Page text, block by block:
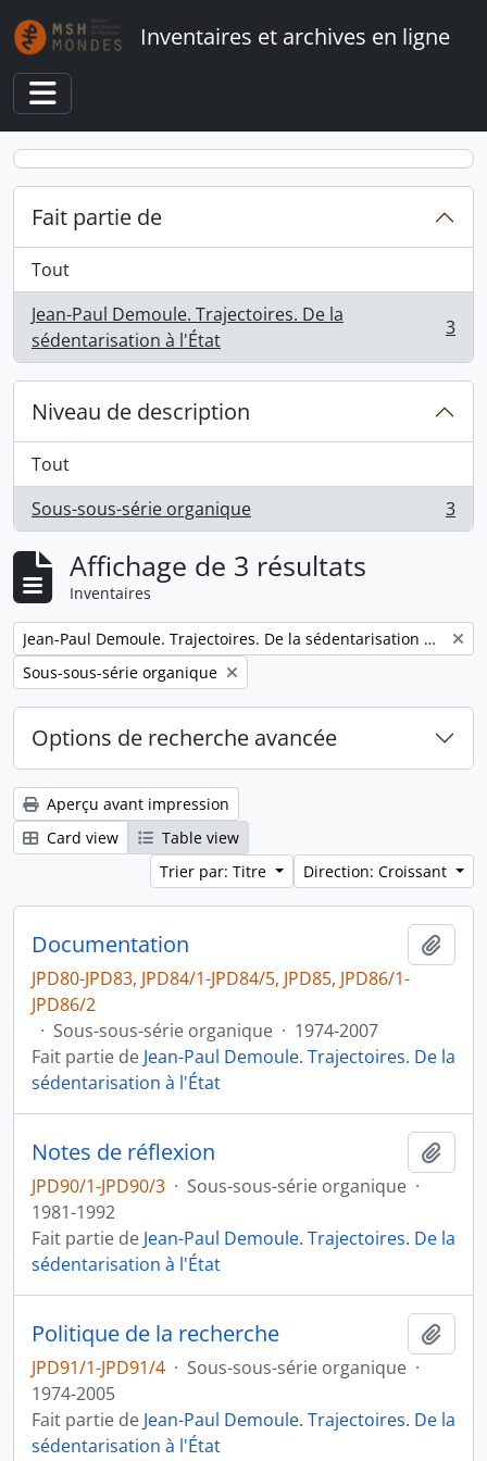
Skip to main content
Inventaires et archives en ligne
Toggle navigation
Fait partie de
Tout
Jean-Paul Demoule. Trajectoires. De la
sédentarisation à l'État
, 3 résultats 3
Niveau de description
Tout
Sous-sous-série organique
, 3 résultats 3
Affichage de 3 résultats
Inventaires
Remove filter:
Jean-Paul Demoule. Trajectoires. De la sédentarisation à l'État
Remove filter:
Sous-sous-série organique
Options de recherche avancée
Aperçu avant impression
Card view
Table view
Trier par: Titre
Direction: Croissant
Documentation
JPD80-JPD83, JPD84/1-JPD84/5, JPD85, JPD86/1-
JPD86/2
· Sous-sous-série organique · 1974-2007
Fait partie de Jean-Paul Demoule. Trajectoires. De la
sédentarisation à l'État
Notes de réflexion
JPD90/1-JPD90/3 · Sous-sous-série organique ·
1981-1992
Fait partie de Jean-Paul Demoule. Trajectoires. De la
sédentarisation à l'État
Politique de la recherche
JPD91/1-JPD91/4 · Sous-sous-série organique ·
1974-2005
Fait partie de Jean-Paul Demoule. Trajectoires. De la
sédentarisation à l'État